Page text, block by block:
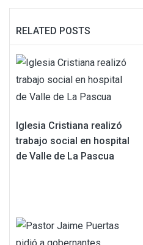
RELATED POSTS
Iglesia Cristiana realizó
trabajo social en hospital
de Valle de La Pascua